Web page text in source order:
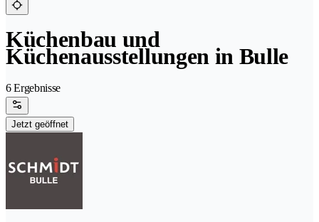
Küchenbau und
Küchenausstellungen in Bulle
6 Ergebnisse
Jetzt geöffnet